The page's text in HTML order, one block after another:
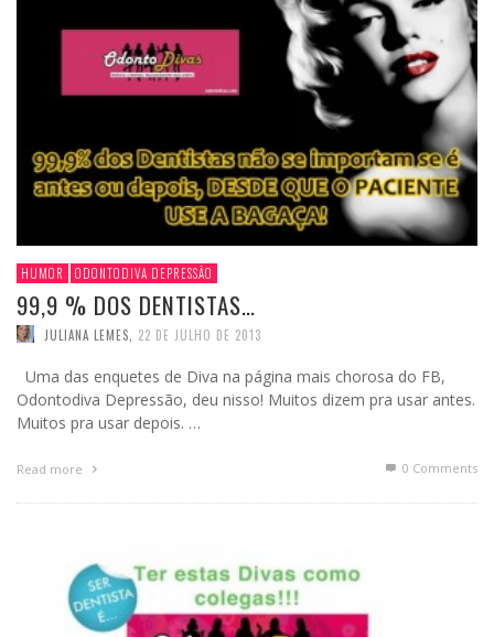
HUMOR ODONTODIVA DEPRESSÃO
99,9 % DOS DENTISTAS…
JULIANA LEMES 22 DE JULHO DE 2013
Uma das enquetes de Diva na página mais chorosa do FB,
Odontodiva Depressão, deu nisso! Muitos dizem pra usar antes.
Muitos pra usar depois. …
Read more 0 Comments